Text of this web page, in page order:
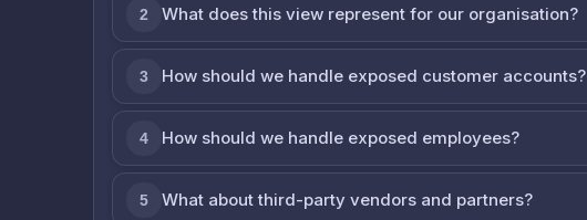
2 What does this view represent for our organisation?
3 How should we handle exposed customer accounts?
4 How should we handle exposed employees?
5 What about third-party vendors and partners?